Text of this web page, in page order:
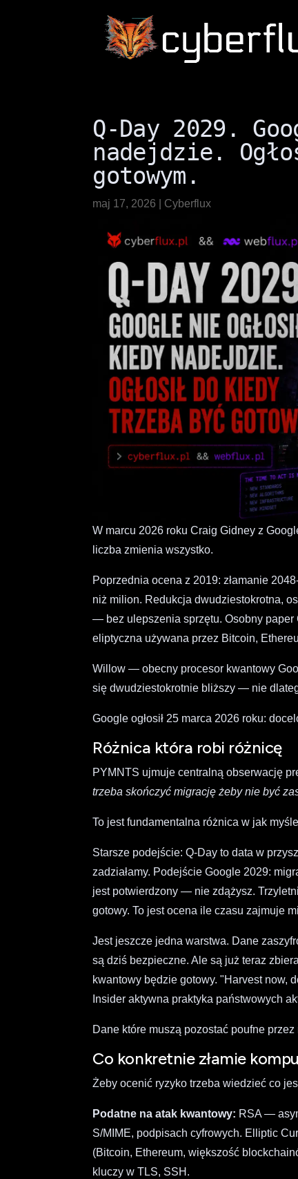
Q-Day 2029.
nadejdzie.
gotowym.
maj 17, 2026 Cyberflux
W marcu 2026 roku Craig Gidney z
liczba zmienia wszystko.
Poprzednia ocena z 2019: złamanie
niż milion. Redukcja dwudziestokrotna,
— bez ulepszenia sprzętu. Osobny paper
eliptyczna używana przez Bitcoin,
Willow — obecny procesor kwantowy
się dwudziestokrotnie bliższy — nie
Google ogłosił 25 marca 2026 roku:
Różnica która robi różnicę
PYMNTS ujmuje centralną obserwację
trzeba skończyć migrację żeby nie być
To jest fundamentalna różnica w jak
Starsze podejście: Q-Day to data w
zadziałamy. Podejście Google 2029:
jest potwierdzony — nie zdążysz.
gotowy. To jest ocena ile czasu zajmuje
Jest jeszcze jedna warstwa. Dane
są dziś bezpieczne. Ale są już teraz
kwantowy będzie gotowy. "Harvest now,
Insider aktywna praktyka państwowych
Dane które muszą pozostać poufne
Co konkretnie złamie
Żeby ocenić ryzyko trzeba wiedzieć co
Podatne na atak kwantowy: RSA —
S/MIME, podpisach cyfrowych. Elliptic
(Bitcoin, Ethereum, większość
kluczy w TLS, SSH.